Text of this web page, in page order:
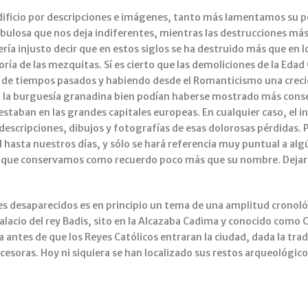
por descripciones e imágenes, tanto más lamentamos su
que nos deja indiferentes, mientras las destrucciones
injusto decir que en estos siglos se ha destruido más que en
de las mezquitas. Sí es cierto que las demoliciones de la
tiempos pasados y habiendo desde el Romanticismo una
burguesía granadina bien podían haberse mostrado más
en las grandes capitales europeas. En cualquier caso, el
dibujos y fotografías de esas dolorosas
nuestros días, y sólo se hará referencia muy puntual a
conservamos como recuerdo poco más que su nombre.
desaparecidos es en principio un tema de una amplitud
del rey Badis, sito en la Alcazaba Cadima y conocido como
de que los Reyes Católicos entraran la ciudad, dada la
Hoy ni siquiera se han localizado sus restos